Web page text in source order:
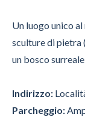
Un luogo unico
sculture di pietra
un bosco
Indirizzo:
Parcheggio: